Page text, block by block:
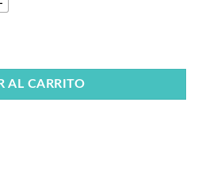
AL CARRITO